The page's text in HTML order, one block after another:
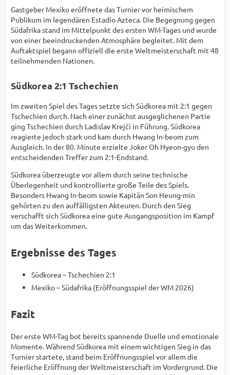
Gastgeber Mexiko eröffnete das Turnier vor heimischem
Publikum im legendären Estadio Azteca. Die Begegnung gegen
Südafrika stand im Mittelpunkt des ersten WM-Tages und wurde
von einer beeindruckenden Atmosphäre begleitet. Mit dem
Auftaktspiel begann offiziell die erste Weltmeisterschaft mit 48
teilnehmenden Nationen.
Südkorea 2:1 Tschechien
Im zweiten Spiel des Tages setzte sich Südkorea mit 2:1 gegen
Tschechien durch. Nach einer zunächst ausgeglichenen Partie
ging Tschechien durch Ladislav Krejčí in Führung. Südkorea
reagierte jedoch stark und kam durch Hwang In-beom zum
Ausgleich. In der 80. Minute erzielte Joker Oh Hyeon-gyu den
entscheidenden Treffer zum 2:1-Endstand.
Südkorea überzeugte vor allem durch seine technische
Überlegenheit und kontrollierte große Teile des Spiels.
Besonders Hwang In-beom sowie Kapitän Son Heung-min
gehörten zu den auffälligsten Akteuren. Durch den Sieg
verschafft sich Südkorea eine gute Ausgangsposition im Kampf
um das Weiterkommen.
Ergebnisse des Tages
Südkorea – Tschechien 2:1
Mexiko – Südafrika (Eröffnungsspiel der WM 2026)
Fazit
Der erste WM-Tag bot bereits spannende Duelle und emotionale
Momente. Während Südkorea mit einem wichtigen Sieg in das
Turnier startete, stand beim Eröffnungsspiel vor allem die
feierliche Eröffnung der Weltmeisterschaft im Vordergrund. Die